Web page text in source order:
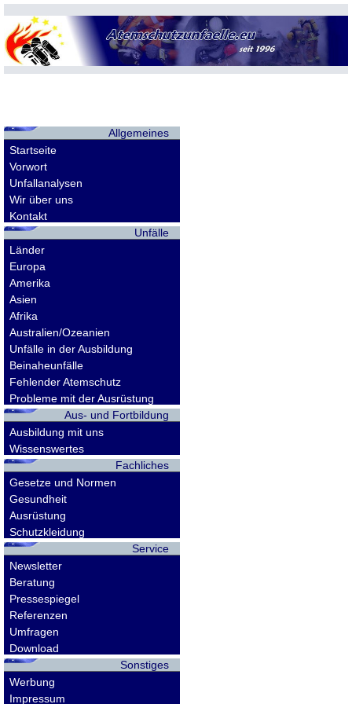
Allgemeines
Startseite
Vorwort
Unfallanalysen
Wir über uns
Kontakt
Unfälle
Länder
Europa
Amerika
Asien
Afrika
Australien/Ozeanien
Unfälle in der Ausbildung
Beinaheunfälle
Fehlender Atemschutz
Probleme mit der Ausrüstung
Aus- und Fortbildung
Ausbildung mit uns
Wissenswertes
Fachliches
Gesetze und Normen
Gesundheit
Ausrüstung
Schutzkleidung
Service
Newsletter
Beratung
Pressespiegel
Referenzen
Umfragen
Download
Sonstiges
Werbung
Impressum